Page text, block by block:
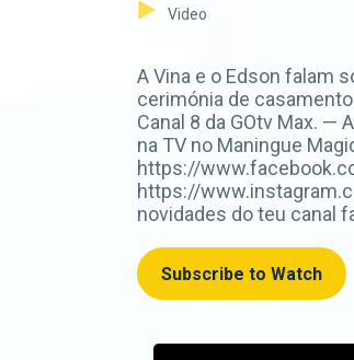
Video
A Vina e o Edson falam
cerimónia de
Canal 8 da GOtv Max.
na TV no Maningue
https://
https://
novidades do teu canal
Subscribe to Watch